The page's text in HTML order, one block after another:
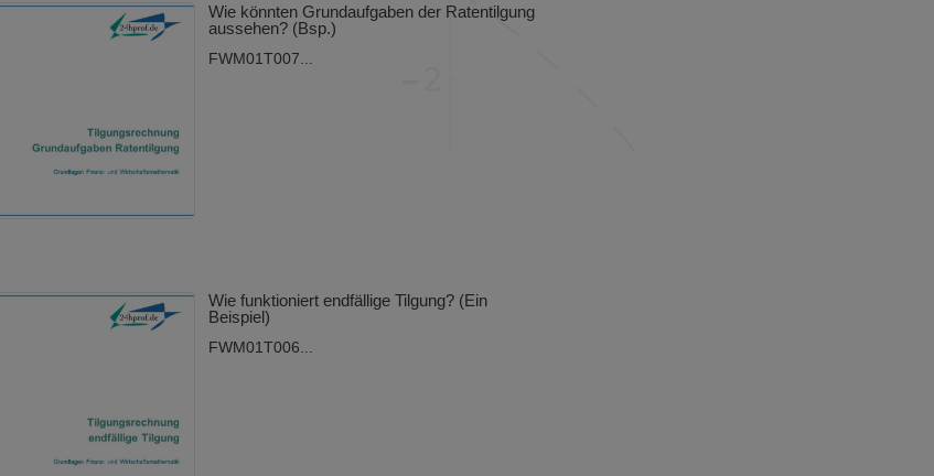
Wie könnten Grundaufgaben der Ratentilgung
aussehen? (Bsp.)
FWM01T007...
Wie funktioniert endfällige Tilgung? (Ein
Beispiel)
FWM01T006...